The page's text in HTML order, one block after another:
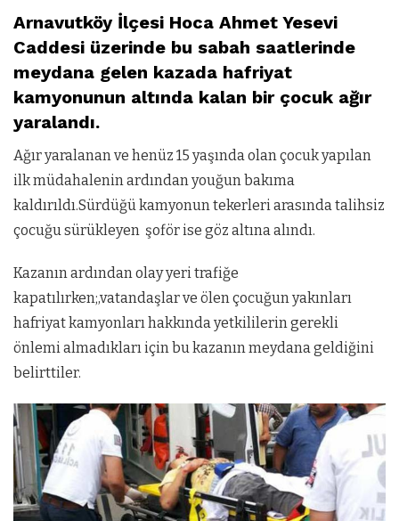
Arnavutköy İlçesi Hoca Ahmet Yesevi
Caddesi üzerinde bu sabah saatlerinde
meydana gelen kazada hafriyat
kamyonunun altında kalan bir çocuk ağır
yaralandı.
Ağır yaralanan ve henüz 15 yaşında olan çocuk yapılan
ilk müdahalenin ardından youğun bakıma
kaldırıldı.Sürdüğü kamyonun tekerleri arasında talihsiz
çocuğu sürükleyen şoför ise göz altına alındı.
Kazanın ardından olay yeri trafiğe
kapatılırken;,vatandaşlar ve ölen çocuğun yakınları
hafriyat kamyonları hakkında yetkililerin gerekli
önlemi almadıkları için bu kazanın meydana geldiğini
belirttiler.